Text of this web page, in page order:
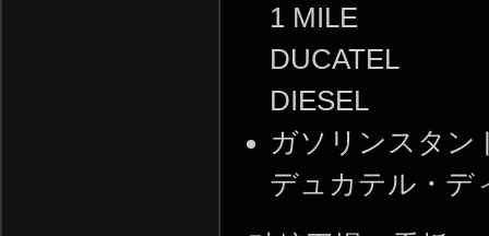
1 MILE
DUCATEL
DIESEL
ガソリンスタン
デュカテル・デ